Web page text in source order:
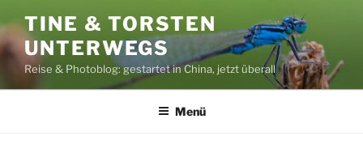
Inhalt
springen
TINE & TORSTEN
UNTERWEGS
Reise & Photoblog: gestartet in China, jetzt überall
Menü